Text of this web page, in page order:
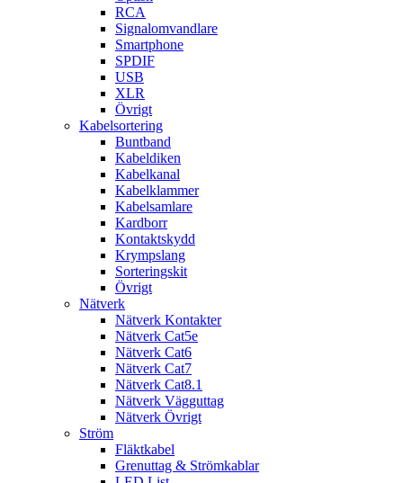
RCA
Signalomvandlare
Smartphone
SPDIF
USB
XLR
Övrigt
Kabelsortering
Buntband
Kabeldiken
Kabelkanal
Kabelklammer
Kabelsamlare
Kardborr
Kontaktskydd
Krympslang
Sorteringskit
Övrigt
Nätverk
Nätverk Kontakter
Nätverk Cat5e
Nätverk Cat6
Nätverk Cat7
Nätverk Cat8.1
Nätverk Vägguttag
Nätverk Övrigt
Ström
Fläktkabel
Grenuttag & Strömkablar